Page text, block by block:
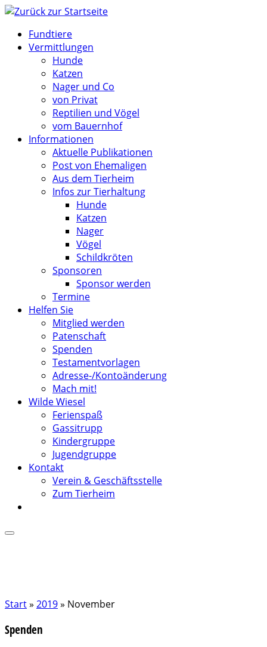
Zum
springenFundtiere
Vermittlungen
Hunde
Katzen
Nager und Co
von Privat
Reptilien und Vögel
vom Bauernhof
Informationen
Aktuelle Publikationen
Post von Ehemaligen
Aus dem Tierheim
Infos zur Tierhaltung
Hunde
Katzen
Nager
Vögel
Schildkröten
Sponsoren
Sponsor werden
Termine
Helfen Sie
Mitglied werden
Patenschaft
Spenden
Testamentvorlagen
Adresse-/Kontoänderung
Mach mit!
Wilde Wiesel
Ferienspaß
Gassitrupp
Kindergruppe
Jugendgruppe
Kontakt
Verein & Geschäftsstelle
Zum Tierheim
Start» 2019» November
Spenden